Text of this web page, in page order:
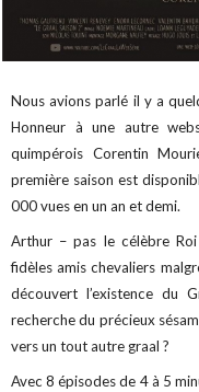
Nous avions parlé il y a
Honneur à une autre
quimpérois Corentin
première saison est
000 vues en un an et demi.
Arthur – pas le célèbre
fidèles amis chevaliers
découvert l’existence du
recherche du précieux
vers un tout autre graal ?
Avec 8 épisodes de 4 à 5